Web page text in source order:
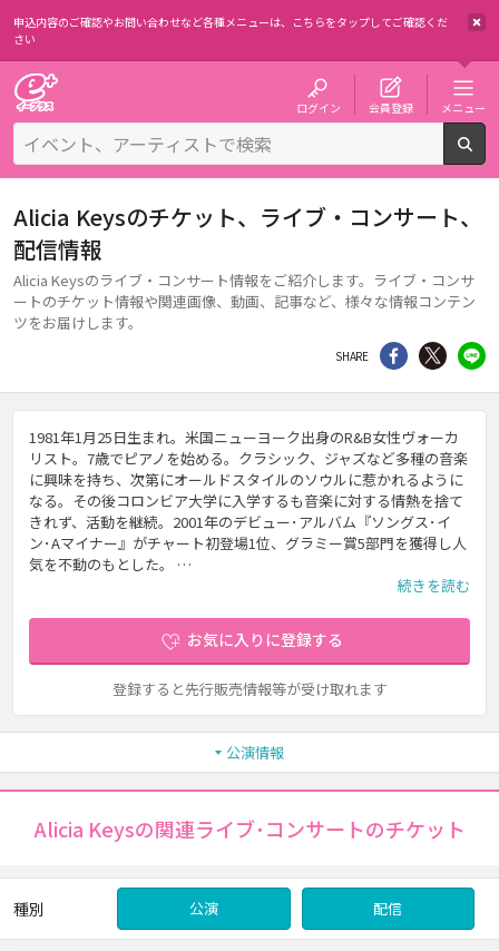
申込内容のご確認やお問い合わせなど各種メニューは、 こちらをタップしてご確認くだ
さい
ログイン 会員登録 メニュー
Alicia Keysのチケット、ライブ・コンサート、
配信情報
Alicia Keysのライブ・コンサート情報をご紹介します。ライブ・コンサ
ートのチケット情報や関連画像、動画、記事など、様々な情報コンテン
ツをお届けします。
SHARE シェア Twitter
1981年1月25日生まれ。米国ニューヨーク出身のR&B女性ヴォーカ
リスト。7歳でピアノを始める。クラシック、ジャズなど多種の音楽
に興味を持ち、次第にオールドスタイルのソウルに惹かれるように
なる。その後コロンビア大学に入学するも音楽に対する情熱を捨て
きれず、活動を継続。2001年のデビュー･アルバム『ソングス･イ
ン･Aマイナー』がチャート初登場1位、グラミー賞5部門を獲得し人
気を不動のもとした。 …
続きを読む
お気に入りに登録する
登録すると先行販売情報等が受け取れます
公演情報
Alicia Keysの関連ライブ･コンサートのチケット
種別 公演 配信